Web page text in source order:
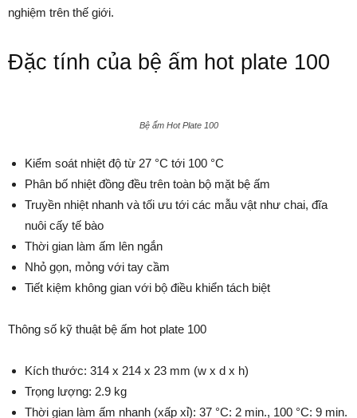
nghiệm trên thế giới.
Đặc tính của bệ ấm hot plate 100
Bệ ấm Hot Plate 100
Kiểm soát nhiệt độ từ 27 °C tới 100 °C
Phân bố nhiệt đồng đều trên toàn bộ mặt bệ ấm
Truyền nhiệt nhanh và tối ưu tới các mẫu vật như chai, đĩa
nuôi cấy tế bào
Thời gian làm ấm lên ngắn
Nhỏ gọn, mỏng với tay cầm
Tiết kiệm không gian với bộ điều khiển tách biệt
Thông số kỹ thuật bệ ấm hot plate 100
Kích thước: 314 x 214 x 23 mm (w x d x h)
Trọng lượng: 2.9 kg
Thời gian làm ấm nhanh (xấp xỉ): 37 °C: 2 min., 100 °C: 9 min.